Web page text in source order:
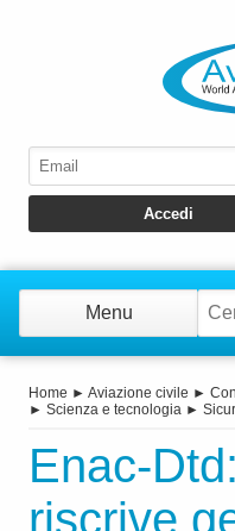
Menu
Home ► Aviazione civile ►
► Scienza e tecnologia ►
Enac-
riscrive